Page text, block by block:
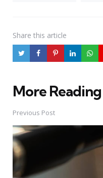
Share this article
More Reading
Post
navigation
Previous Post